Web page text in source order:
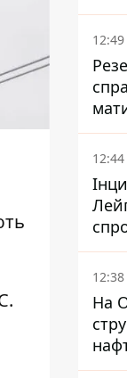
.
12:49
12:44
12:38
На
до